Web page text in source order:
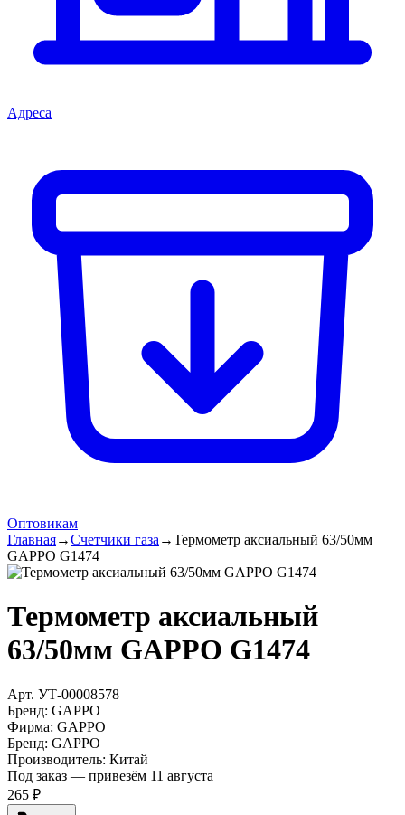
Адреса
Оптовикам
Главная→Счетчики газа →Термометр аксиальный 63/50мм
GAPPO G1474
Термометр аксиальный
63/50мм GAPPO G1474
Арт. УТ-00008578
Бренд: GAPPO
Фирма: GAPPO
Бренд: GAPPO
Производитель: Китай
Под заказ — привезём 11 августа
265 ₽